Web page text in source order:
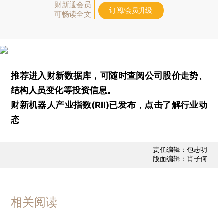
财新通会员
可畅读全文
订阅/会员升级
推荐进入财新数据库 ，可随时查阅公司股价走势、
结构人员变化等投资信息。
财新机器人产业指数(RII)已发布， 点击了解行业动
态
责任编辑：包志明
版面编辑：肖子何
相关阅读